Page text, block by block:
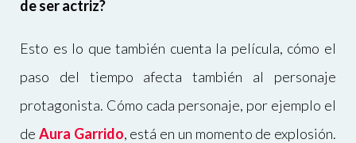
de ser actriz?
Esto es lo que también cuenta la película, cómo el
paso del tiempo afecta también al personaje
protagonista. Cómo cada personaje, por ejemplo el
de Aura Garrido, está en un momento de explosión.